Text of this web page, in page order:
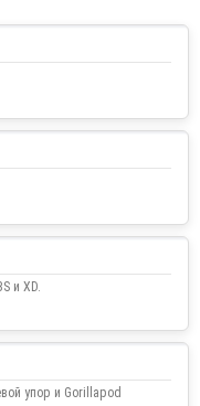
и XD.
упор и Gorillapod